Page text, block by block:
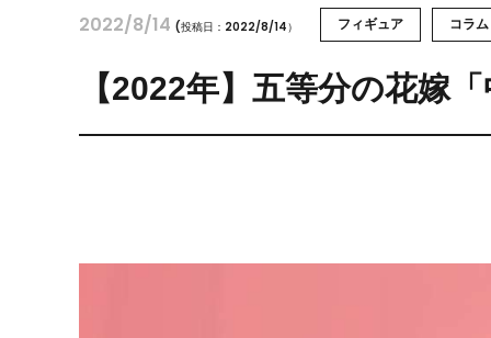
2022/8/14 (投稿日：2022/8/14） フィギュア コラム
【2022年】五等分の花嫁